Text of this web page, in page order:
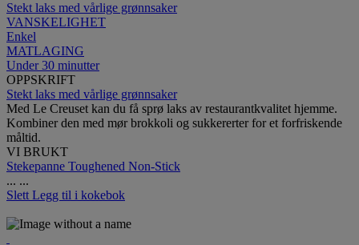
Stekt laks med vårlige grønnsaker
VANSKELIGHET
Enkel
MATLAGING
Under 30 minutter
OPPSKRIFT
Stekt laks med vårlige grønnsaker
Med Le Creuset kan du få sprø laks av restaurantkvalitet hjemme.
Kombiner den med mør brokkoli og sukkererter for et forfriskende
måltid.
VI BRUKT
Stekepanne Toughened Non-Stick
... ...
Slett Legg til i kokebok